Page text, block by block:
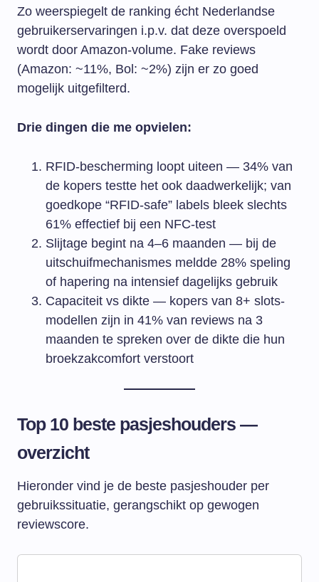
Zo weerspiegelt de ranking écht Nederlandse
gebruikerservaringen i.p.v. dat deze overspoeld
wordt door Amazon-volume. Fake reviews
(Amazon: ~11%, Bol: ~2%) zijn er zo goed
mogelijk uitgefilterd.
Drie dingen die me opvielen:
RFID-bescherming loopt uiteen — 34% van
de kopers testte het ook daadwerkelijk; van
goedkope “RFID-safe” labels bleek slechts
61% effectief bij een NFC-test
Slijtage begint na 4–6 maanden — bij de
uitschuifmechanismes meldde 28% speling
of hapering na intensief dagelijks gebruik
Capaciteit vs dikte — kopers van 8+ slots-
modellen zijn in 41% van reviews na 3
maanden te spreken over de dikte die hun
broekzakcomfort ​‍​‌‍​‍‌​‍​‌‍​‍‌verstoort
Top 10 beste pasjeshouders —
overzicht
Hieronder vind je de beste pasjeshouder per
gebruikssituatie, gerangschikt op gewogen
reviewscore.